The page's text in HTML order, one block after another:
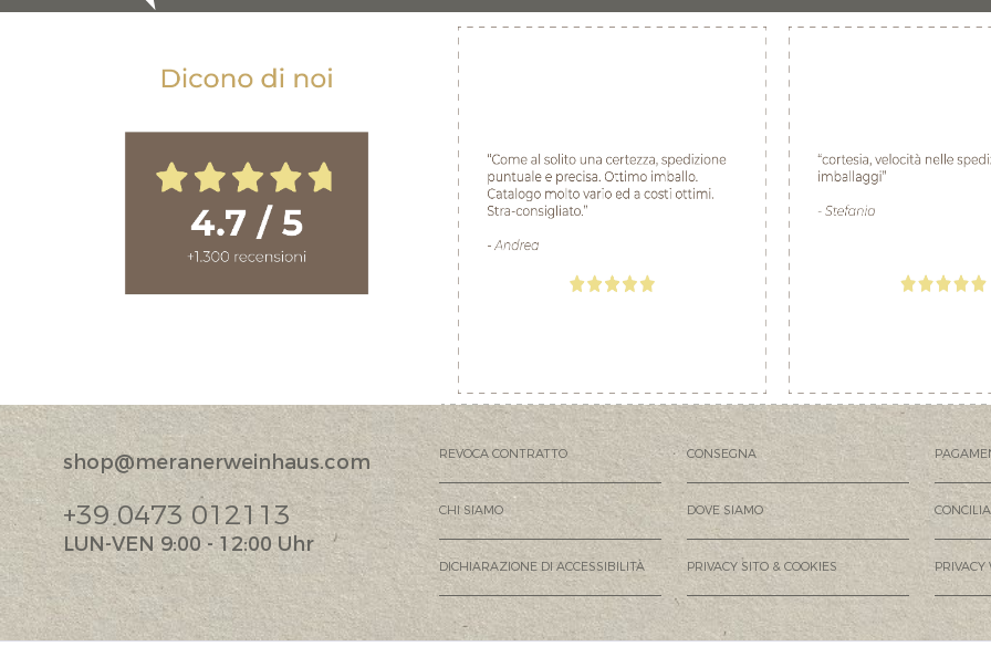
shop@meranerweinhaus.com
+39 0473 012113
LUN-VEN 9:00 - 12:00 Uhr
REVOCA CONTRATTO CONSEGNA
CHI SIAMO DOVE SIAMO
DICHIARAZIONE DI ACCESSIBILITÀ PRIVACY SITO & COOKIES PRIVACY